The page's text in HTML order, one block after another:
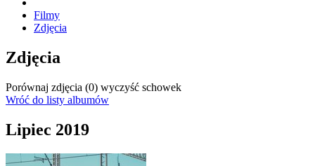
Filmy
Zdjęcia
Zdjęcia
Porównaj zdjęcia (0) wyczyść schowek
Wróć do listy albumów
Lipiec 2019